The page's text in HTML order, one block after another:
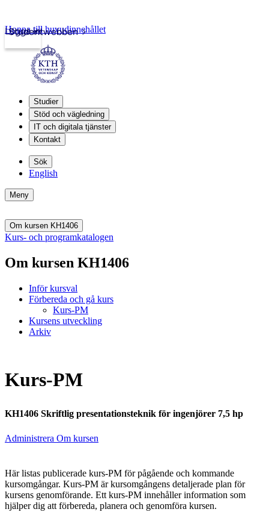
Studentwebben
Logga in
Hoppa till huvudinnehållet
Studier
Stöd och vägledning
IT och digitala tjänster
Kontakt
Sök
English
Meny
Om kursen KH1406
Kurs- och programkatalogen
Om kursen KH1406
Inför kursval
Förbereda och gå kurs
Kurs-PM
Kursens utveckling
Arkiv
Kurs-PM
KH1406 Skriftlig presentationsteknik för ingenjörer 7,5 hp
Administrera Om kursen
Här listas publicerade kurs-PM för pågående och kommande
kursomgångar. Kurs-PM är kursomgångens detaljerade plan för
kursens genomförande. Ett kurs-PM innehåller information som
hjälper dig att förbereda, planera och genomföra kursen.